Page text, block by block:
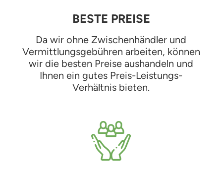
BESTE PREISE
Da wir ohne Zwischenhändler und
Vermittlungsgebühren arbeiten, können
wir die besten Preise aushandeln und
Ihnen ein gutes Preis-Leistungs-
Verhältnis bieten.